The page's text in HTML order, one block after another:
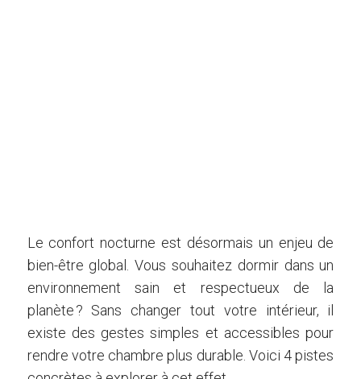
Le confort nocturne est désormais un enjeu de
bien-être global. Vous souhaitez dormir dans un
environnement sain et respectueux de la
planète ? Sans changer tout votre intérieur, il
existe des gestes simples et accessibles pour
rendre votre chambre plus durable. Voici 4 pistes